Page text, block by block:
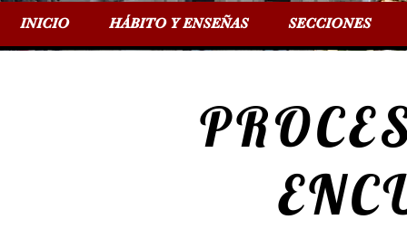
INICIO HÁBITO Y ENSEÑAS SECCIONES